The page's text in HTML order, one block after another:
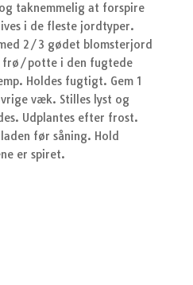
taknemmelig at forspire
i de fleste jordtyper.
2/3 gødet blomsterjord
frø/potte i den fugtede
Holdes fugtigt. Gem 1
væk. Stilles lyst og
Udplantes efter frost.
før såning. Hold
er spiret.